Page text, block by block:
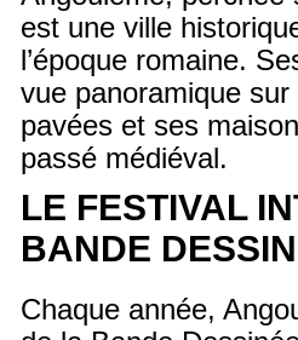
est une ville
l’époque romaine.
vue panoramique
pavées et ses
passé médiéval.
LE FESTIVAL
BANDE
Chaque année,